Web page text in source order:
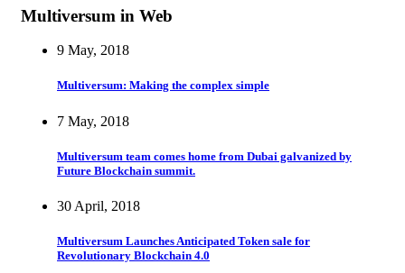
Multiversum in Web
9 May, 2018
Multiversum: Making the complex simple
7 May, 2018
Multiversum team comes home from Dubai galvanized by
Future Blockchain summit.
30 April, 2018
Multiversum Launches Anticipated Token sale for
Revolutionary Blockchain 4.0